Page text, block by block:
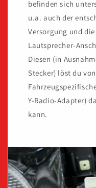
befinden sich
u.a. auch der
Versorgung und die
Lautsprecher-
Diesen (in
Stecker) löst du
Y-Radio-Adapter)
kann.